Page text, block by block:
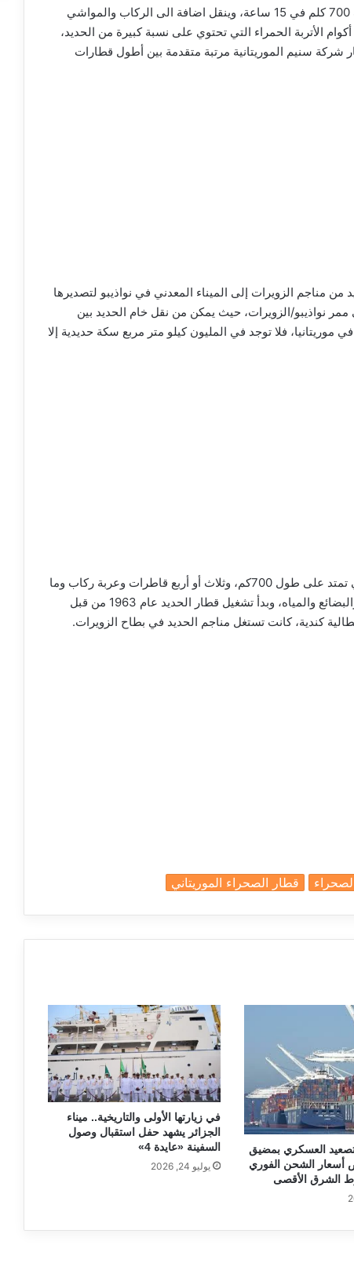
ويعتبر القطار الأبطأ والأثقل في العالم، إذ يقطع مسافة 700 كلم في 15 ساعة، وينقل اضافة الى الركاب والمواشي
حيث تحمل كل عربة حوالي 80 طنا من أكوام الأتربة الحمراء التي تحتوي على نسبة كبيرة من الحديد،
32 ألف طن، ويحتل قطار شركة سنيم الموريتانية مرتبة متقدمة بين أطول قطارات
من مناجم الزويرات إلى الميناء المعدني في نواذيبو لتصديرها
ممر نواذيبو/الزويرات، حيث يمكن من نقل خام الحديد بين
موريتانيا، فلا توجد في المليون كيلو متر مربع سكة حديدية إلا
ويتكون من عدة معدات من ضمنها السكة الحديدية التي تمتد على طول 700كم، وثلاث أو أربع قاطرات وعربة ركاب وما
بين 200 و210 عربة بضائع، إضافة إلى نقل الأشخاص والبضائع والمياه، وبدأ تشغيل قطار الحديد عام 1963 من قبل
كندية، كانت تستغل مناجم الحديد في بطاح الزويرات.
قطار الصحراء الموريتاني
العسكري بمضيق
أسعار الشحن الفوري
في زيارتها الأولى والتاريخية.. ميناء
الجزائر يشهد حفل استقبال وصول
السفينة «عايدة 4»
يوليو 24, 2026